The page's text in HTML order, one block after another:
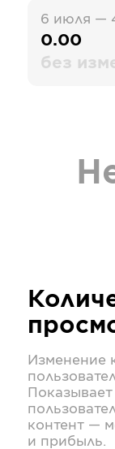
6 июля —
0.00
без
Изменение
контент —
и прибыль.